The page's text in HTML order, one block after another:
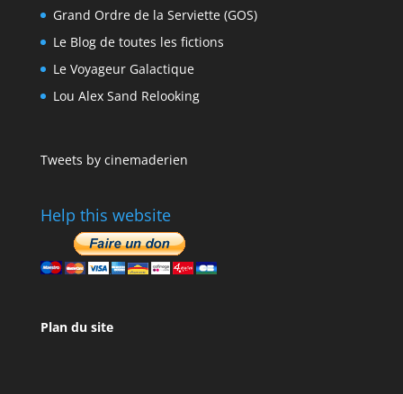
Grand Ordre de la Serviette (GOS)
Le Blog de toutes les fictions
Le Voyageur Galactique
Lou Alex Sand Relooking
Tweets by cinemaderien
Help this website
Plan du site